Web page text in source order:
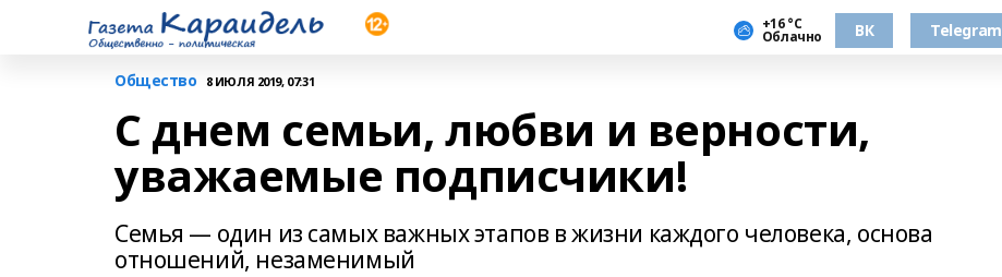
+16 °С
Облачно ВК Telegram
Общество 8 ИЮЛЯ 2019, 07:31
С днем семьи, любви и верности,
уважаемые подписчики!
Семья — один из самых важных этапов в жизни каждого человека, основа
отношений, незаменимый